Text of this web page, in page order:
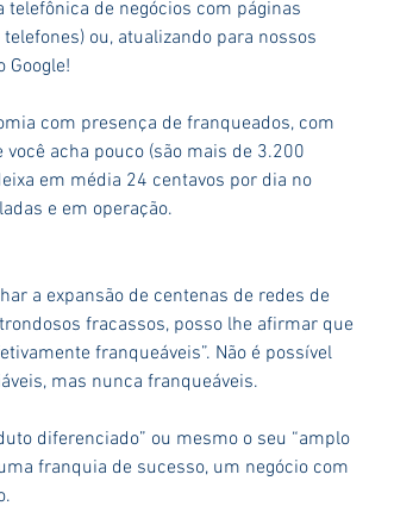
telefônica de negócios com páginas
ou, atualizando para nossos
Google!
com presença de franqueados, com
acha pouco (são mais de 3.200
em média 24 centavos por dia no
e em operação.
a expansão de centenas de redes de
fracassos, posso lhe afirmar que
franqueáveis”. Não é possível
mas nunca franqueáveis.
diferenciado” ou mesmo o seu “amplo
franquia de sucesso, um negócio com